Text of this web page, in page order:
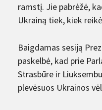
ramstį. Jie pabrėžė,
Ukrainą tiek, kiek
Baigdamas sesiją
paskelbė, kad prie
Strasbūre ir
plevėsuos Ukrainos